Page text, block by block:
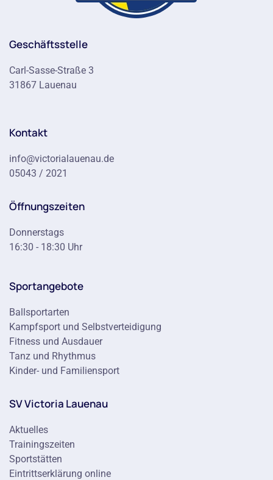
Geschäftsstelle
Carl-Sasse-Straße 3
31867 Lauenau
Kontakt
info@victorialauenau.de
05043 / 2021
Öffnungszeiten
Donnerstags
16:30 - 18:30 Uhr
Sportangebote
Ballsportarten
Kampfsport und Selbstverteidigung
Fitness und Ausdauer
Tanz und Rhythmus
Kinder- und Familiensport
SV Victoria Lauenau
Aktuelles
Trainingszeiten
Sportstätten
Eintrittserklärung online